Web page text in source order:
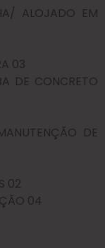
ALOJADO EM
03
DE CONCRETO
DE
02
04